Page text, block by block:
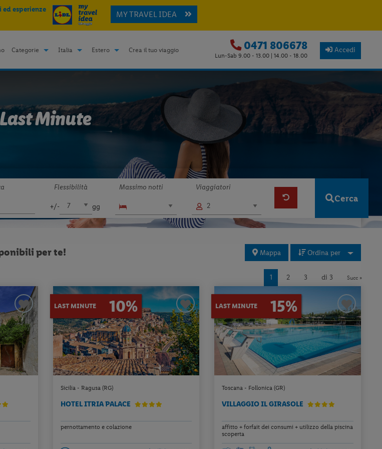
esperienze
MY TRAVEL IDEA
Categorie Italia Estero Crea il tuo viaggio 0471 806678
Lun-Sab 9.00 - 13.00 | 14.00 - 18.00
Accedi
Last Minute
Flessibilità
+/- gg
Massimo notti Viaggiatori
Cerca
per te! Mappa Ordina per
1 2 3 di 3 Succ »
LAST MINUTE 10%
Sicilia - Ragusa (RG)
HOTEL ITRIA PALACE
pernottamento e colazione
LAST MINUTE 15%
Toscana - Follonica (GR)
VILLAGGIO IL GIRASOLE
affitto + forfait dei consumi + utilizzo della piscina
scoperta